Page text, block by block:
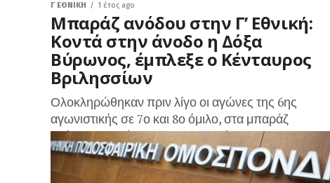
Γ ΕΘΝΙΚΉ 1 έτος ago
Μπαράζ ανόδου στην Γ’ Εθνική:
Κοντά στην άνοδο η Δόξα
Βύρωνος, έμπλεξε ο Κένταυρος
Βριλησσίων
Ολοκληρώθηκαν πριν λίγο οι αγώνες της 6ης
αγωνιστικής σε 7ο και 8ο όμιλο, στα μπαράζ
ανόδου μεταξύ των πρωταθλητών των ΕΠΣ για την
άνοδο στην Γ’...